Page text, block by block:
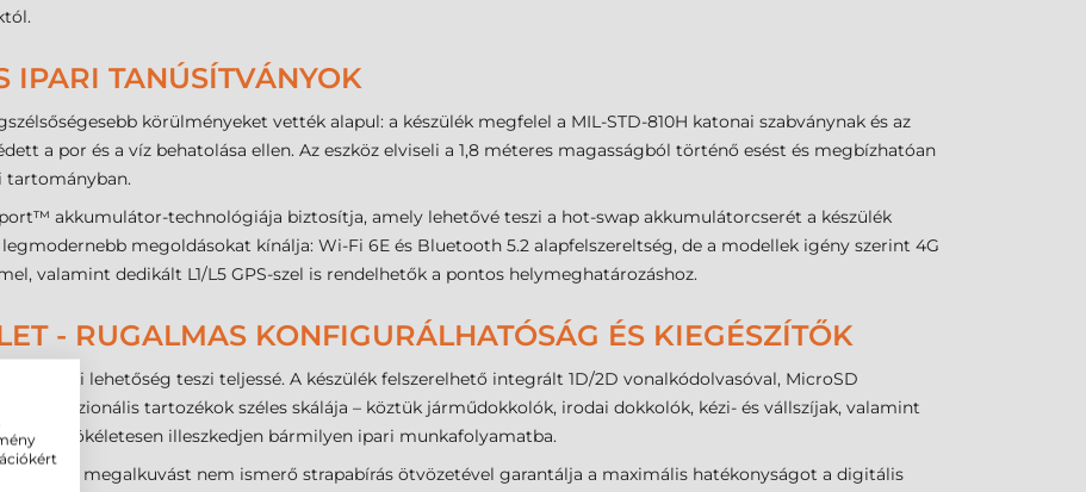
IPARI TANÚSÍTVÁNYOK
körülményeket vették alapul: a készülék megfelel a MIL-STD-810H katonai szabványnak és az
a por és a víz behatolása ellen. Az eszköz elviseli a 1,8 méteres magasságból történő esést és megbízhatóan
tartományban.
akkumulátor-technológiája biztosítja, amely lehetővé teszi a hot-swap akkumulátorcserét a készülék
megoldásokat kínálja: Wi-Fi 6E és Bluetooth 5.2 alapfelszereltség, de a modellek igény szerint 4G
valamint dedikált L1/L5 GPS-szel is rendelhetők a pontos helymeghatározáshoz.
- RUGALMAS KONFIGURÁLHATÓSÁG ÉS KIEGÉSZÍTŐK
bővítési lehetőség teszi teljessé. A készülék felszerelhető integrált 1D/2D vonalkódolvasóval, MicroSD
professzionális tartozékok széles skálája – köztük járműdokkolók, irodai dokkolók, kézi- és vállszíjak, valamint
hogy tökéletesen illeszkedjen bármilyen ipari munkafolyamatba.
és a megalkuvást nem ismerő strapabírás ötvözetével garantálja a maximális hatékonyságot a digitális